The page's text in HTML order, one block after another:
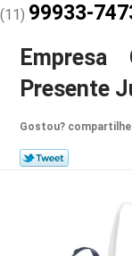
(11) 99933-
Presente
Gostou?